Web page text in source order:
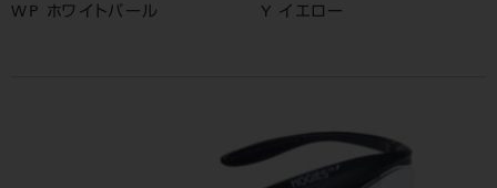
WP ホワイトパール Y イエロー